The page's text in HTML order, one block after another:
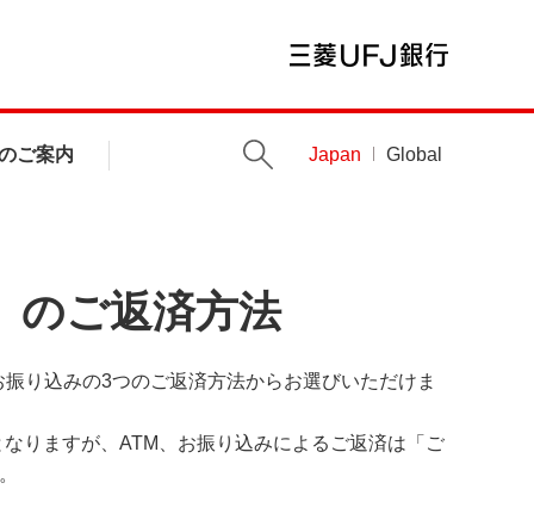
ご案内 Japan Global
のご返済方法
り込みの3つのご返済方法からお選びいただけま
りますが、ATM、お振り込みによるご返済は「ご